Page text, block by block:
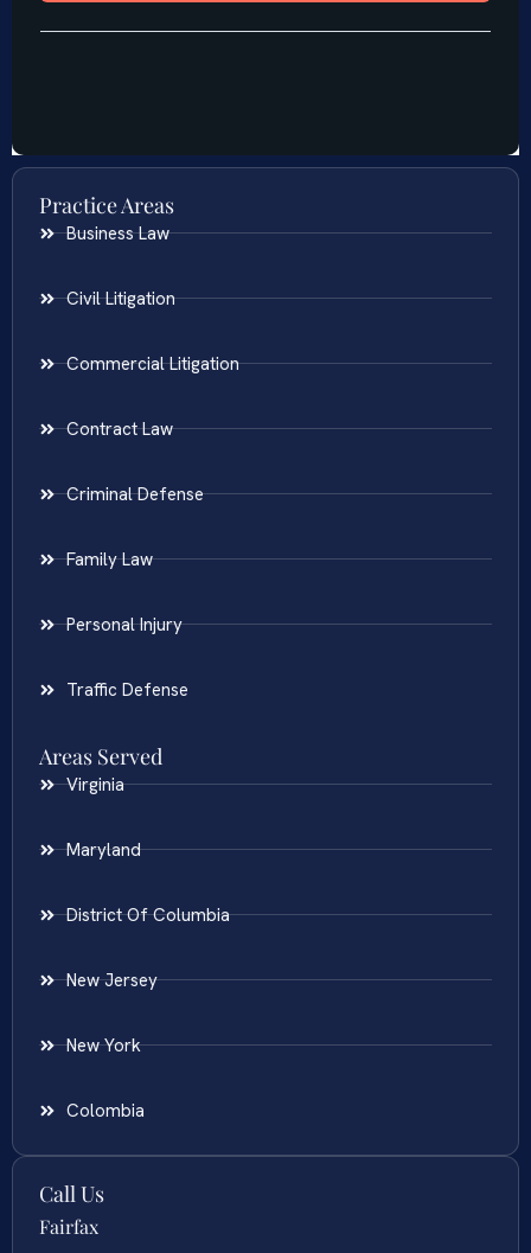
Practice Areas
Business Law
Civil Litigation
Commercial Litigation
Contract Law
Criminal Defense
Family Law
Personal Injury
Traffic Defense
Areas Served
Virginia
Maryland
District Of Columbia
New Jersey
New York
Colombia
Call Us
Fairfax